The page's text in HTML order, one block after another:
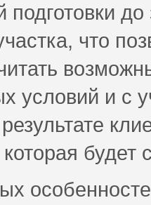
подготовки
что
условий и с
будет